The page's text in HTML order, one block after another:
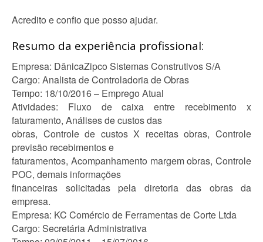
Acredito e confio que posso ajudar.
Resumo da experiência profissional:
Empresa: DânicaZipco Sistemas Construtivos S/A
Cargo: Analista de Controladoria de Obras
Tempo: 18/10/2016 – Emprego Atual
Atividades: Fluxo de caixa entre recebimento x
faturamento, Análises de custos das
obras, Controle de custos X receitas obras, Controle
previsão recebimentos e
faturamentos, Acompanhamento margem obras, Controle
POC, demais informações
financeiras solicitadas pela diretoria das obras da
empresa.
Empresa: KC Comércio de Ferramentas de Corte Ltda
Cargo: Secretária Administrativa